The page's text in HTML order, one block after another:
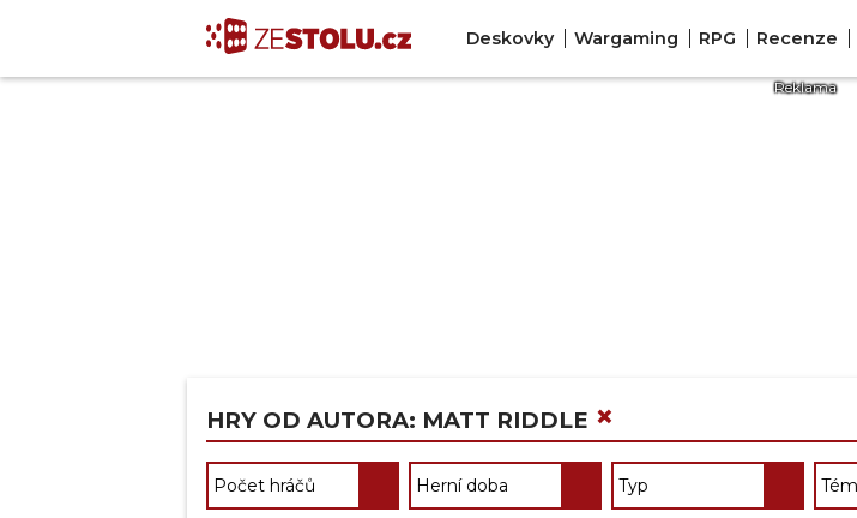
Deskovky Wargaming RPG Recenze
HRY OD AUTORA: MATT RIDDLE ×